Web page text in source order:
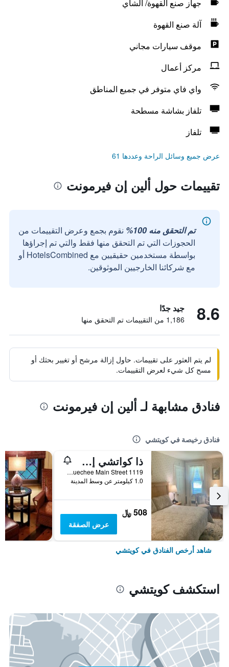
جهاز صنع القهوة/ الشاي
آلة صنع القهوة
موقف سيارات مجاني
مركز أعمال
واي فاي متوفر في جميع المناطق
تلفاز بشاشة مسطحة
تلفاز
عرض جميع وسائل الراحة وعددها 61
تقييمات حول ألين إن فيرمونت
تم التحقق منه 100%
نقوم بجمع وعرض التقييمات من
الحجوزات التي تم التحقق منها فقط والتي تم إجراؤها
بواسطة مستخدمين حقيقيين مع HotelsCombined أو
مع شركائنا الخارجيين الموثوقين.
8.6 جيد جدًا
1,186 من التقييمات تم التحقق منها
لم يتم العثور على تقييمات. حاول إزالة مرشح أو تغيير بحثك أو
مسح كل شيء لعرض التقييمات.
فنادق مشابهة لـ ألين إن فيرمونت
فنادق رخيصة في كويتشي
ذا كواتشي إن آت مارشلاند فارم
1119 Quechee Main Street, كويتشي, VT, الولايات المتحدة الأميريكية
1.0 كيلومتر عن وسط المدينة
508 ﷼
عرض الصفقة
شاهد أرخص الفنادق في كويتشي
استكشف كويتشي